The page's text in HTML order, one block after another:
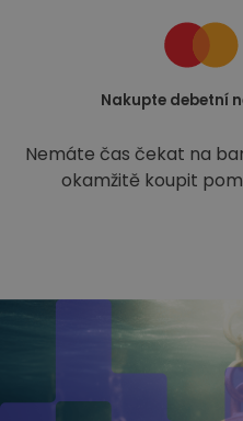
Nakupte debetní
Nemáte čas čekat na
okamžitě koupit